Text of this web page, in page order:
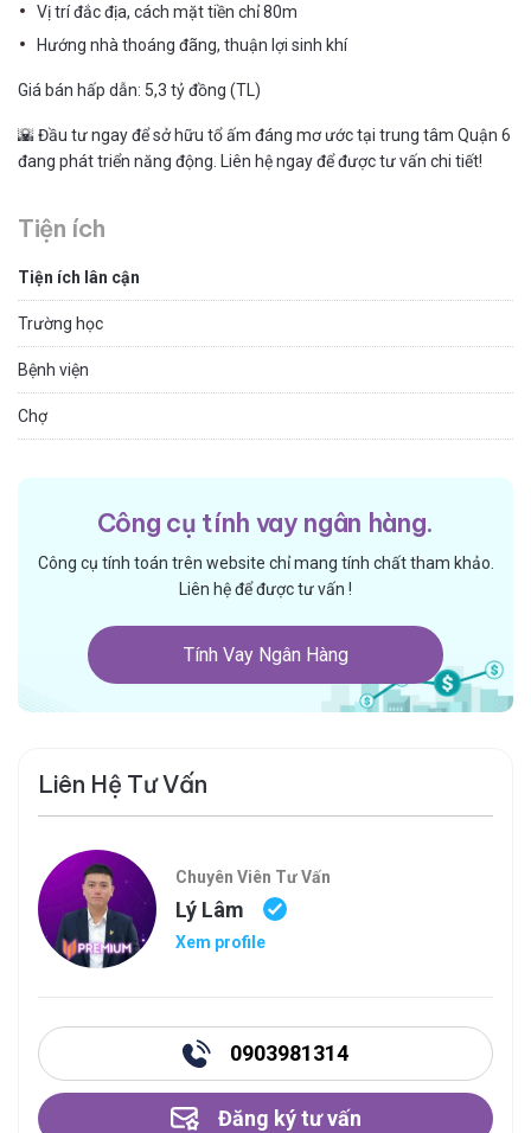
Vị trí đắc địa, cách mặt tiền chỉ 80m
Hướng nhà thoáng đãng, thuận lợi sinh khí
Giá bán hấp dẫn: 5,3 tỷ đồng (TL)
🌇 Đầu tư ngay để sở hữu tổ ấm đáng mơ ước tại trung tâm Quận 6
đang phát triển năng động. Liên hệ ngay để được tư vấn chi tiết!
Tiện ích
Tiện ích lân cận
Trường học
Bệnh viện
Chợ
Công cụ tính vay ngân hàng.
Công cụ tính toán trên website chỉ mang tính chất tham khảo.
Liên hệ để được tư vấn !
Tính Vay Ngân Hàng
Liên Hệ Tư Vấn
Chuyên Viên Tư Vấn
Lý Lâm
Xem profile
0903981314
Đăng ký tư vấn